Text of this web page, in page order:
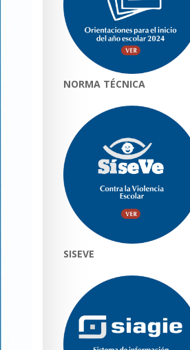
NORMA TÉCNICA
SISEVE